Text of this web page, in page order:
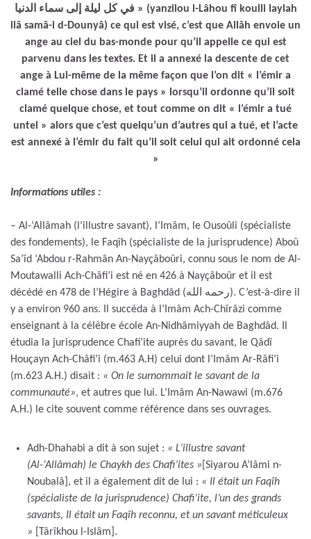
في كل ليلة إلى سماء الدنيا » (yanzilou l-Lâhou fî koulli laylah
ilâ samâ-i d-Dounyâ) ce qui est visé, c’est que Allâh envoie un
ange au ciel du bas-monde pour qu’il appelle ce qui est
parvenu dans les textes. Et il a annexé la descente de cet
ange à Lui-même de la même façon que l’on dit « l’émir a
clamé telle chose dans le pays » lorsqu’il ordonne qu’il soit
clamé quelque chose, et tout comme on dit « l’émir a tué
untel » alors que c’est quelqu’un d’autres qui a tué, et l’acte
est annexé à l’émir du fait qu’il soit celui qui ait ordonné cela
»
Informations utiles :
– Al-‘Allâmah (l’illustre savant), l’Imâm, le Ousoûli (spécialiste
des fondements), le Faqîh (spécialiste de la jurisprudence) Aboû
Sa’îd ‘Abdou r-Rahmân An-Nayçâboûri, connu sous le nom de Al-
Moutawalli Ach-Châfi’i est né en 426 à Nayçâboûr et il est
décédé en 478 de l’Hégire à Baghdâd (رحمه الله). C’est-à-dire il
y a environ 960 ans. Il succéda à l’Imâm Ach-Chîrâzi comme
enseignant à la célèbre école An-Nidhâmiyyah de Baghdâd. Il
étudia la jurisprudence Chafi’ite auprès du savant, le Qâdî
Houçayn Ach-Châfi’i (m.463 A.H) celui dont l’Imâm Ar-Râfi’i
(m.623 A.H.) disait : « On le surnommait le savant de la
communauté», et autres que lui. L’Imâm An-Nawawi (m.676
A.H.) le cite souvent comme référence dans ses ouvrages.
Adh-Dhahabi a dit à son sujet : « L’illustre savant
(Al-‘Allâmah) le Chaykh des Chafi’ites » [Siyarou A’lâmi n-
Noubalâ], et il a également dit de lui : « Il était un Faqîh
(spécialiste de la jurisprudence) Chafi’ite, l’un des grands
savants, Il était un Faqîh reconnu, et un savant méticuleux
» [Târîkhou l-Islâm].